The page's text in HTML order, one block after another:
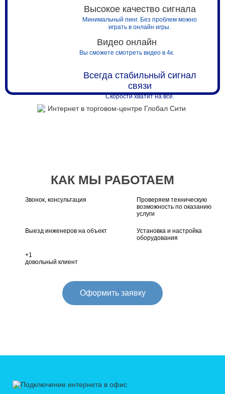
Вега
Волгоградский
Высота
Гвоздь
Высокое качество сигнала
Минимальный пинг. Без проблем можно
играть в онлайн игры.
Видео онлайн
Вы сможете смотреть видео в 4к.
Всегда стабильный сигнал
связи
Скорости хватит на всё.
КАК МЫ РАБОТАЕМ
Звонок, консультация
Проверяем техническую
возможность по оказанию
услуги
Выезд инженеров на объект
Установка и настройка
оборудования
+1
довольный клиент
Оформить заявку